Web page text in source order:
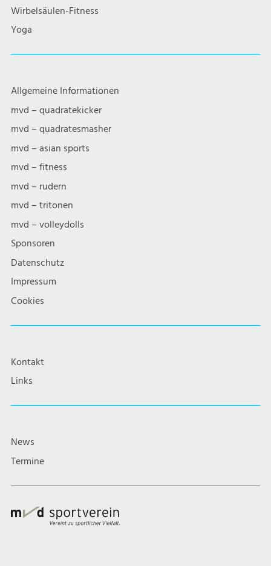
Wirbelsäulen-Fitness
Yoga
Allgemeine Informationen
mvd – quadratekicker
mvd – quadratesmasher
mvd – asian sports
mvd – fitness
mvd – rudern
mvd – tritonen
mvd – volleydolls
Sponsoren
Datenschutz
Impressum
Cookies
Kontakt
Links
News
Termine